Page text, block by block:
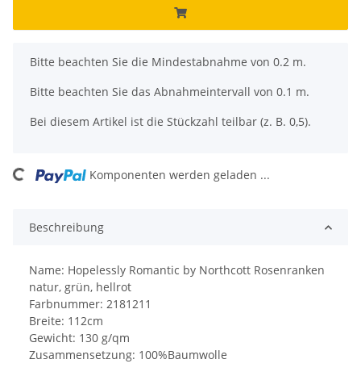
x
Bitte beachten Sie die Mindestabnahme von 0.2 m.
Bitte beachten Sie das Abnahmeintervall von 0.1 m.
Bei diesem Artikel ist die Stückzahl teilbar (z. B. 0,5).
Komponenten werden geladen ...
Beschreibung
Name: Hopelessly Romantic by Northcott Rosenranken
natur, grün, hellrot
Farbnummer: 2181211
Breite: 112cm
Gewicht: 130 g/qm
Zusammensetzung: 100%Baumwolle